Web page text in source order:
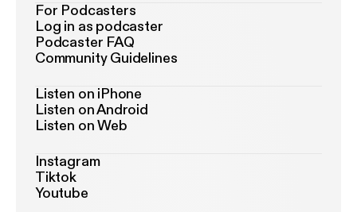
For Podcasters
Log in as podcaster
Podcaster FAQ
Community Guidelines
Listen on iPhone
Listen on Android
Listen on Web
Instagram
Tiktok
Youtube